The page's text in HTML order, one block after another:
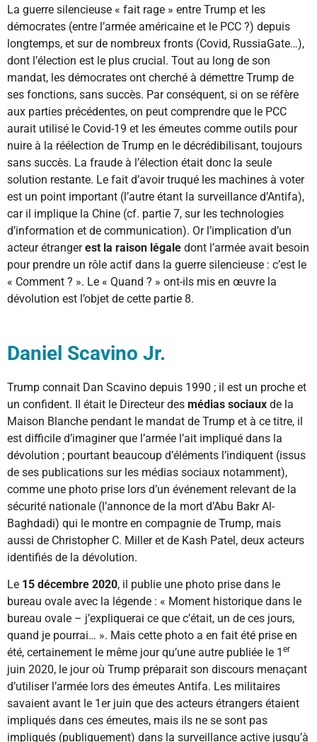
La guerre silencieuse « fait rage » entre Trump et les
démocrates (entre l’armée américaine et le PCC ?) depuis
longtemps, et sur de nombreux fronts (Covid, RussiaGate…),
dont l’élection est le plus crucial. Tout au long de son
mandat, les démocrates ont cherché à démettre Trump de
ses fonctions, sans succès. Par conséquent, si on se réfère
aux parties précédentes, on peut comprendre que le PCC
aurait utilisé le Covid-19 et les émeutes comme outils pour
nuire à la réélection de Trump en le décrédibilisant, toujours
sans succès. La fraude à l’élection était donc la seule
solution restante. Le fait d’avoir truqué les machines à voter
est un point important (l’autre étant la surveillance d’Antifa),
car il implique la Chine (cf. partie 7, sur les technologies
d’information et de communication). Or l’implication d’un
acteur étrangerest la raison légale dont l’armée avait besoin
pour prendre un rôle actif dans la guerre silencieuse : c’est le
« Comment ? ». Le « Quand ? » ont-ils mis en œuvre la
dévolution est l’objet de cette partie 8.
Daniel Scavino Jr.
Trump connait Dan Scavino depuis 1990 ; il est un proche et
un confident. Il était le Directeur des médias sociaux de la
Maison Blanche pendant le mandat de Trump et à ce titre, il
est difficile d’imaginer que l’armée l’ait impliqué dans la
dévolution ; pourtant beaucoup d’éléments l’indiquent (issus
de ses publications sur les médias sociaux notamment),
comme une photo prise lors d’un événement relevant de la
sécurité nationale (l’annonce de la mort d’Abu Bakr Al-
Baghdadi) qui le montre en compagnie de Trump, mais
aussi de Christopher C. Miller et de Kash Patel, deux acteurs
identifiés de la dévolution.
Le 15 décembre 2020, il publie une photo prise dans le
bureau ovale avec la légende : « Moment historique dans le
bureau ovale – j’expliquerai ce que c’était, un de ces jours,
quand je pourrai… ». Mais cette photo a en fait été prise en
été, certainement le même jour qu’une autre publiée le 1 er
juin 2020, le jour où Trump préparait son discours menaçant
d’utiliser l’armée lors des émeutes Antifa. Les militaires
savaient avant le 1er juin que des acteurs étrangers étaient
impliqués dans ces émeutes, mais ils ne se sont pas
impliqués (publiquement) dans la surveillance active jusqu’à